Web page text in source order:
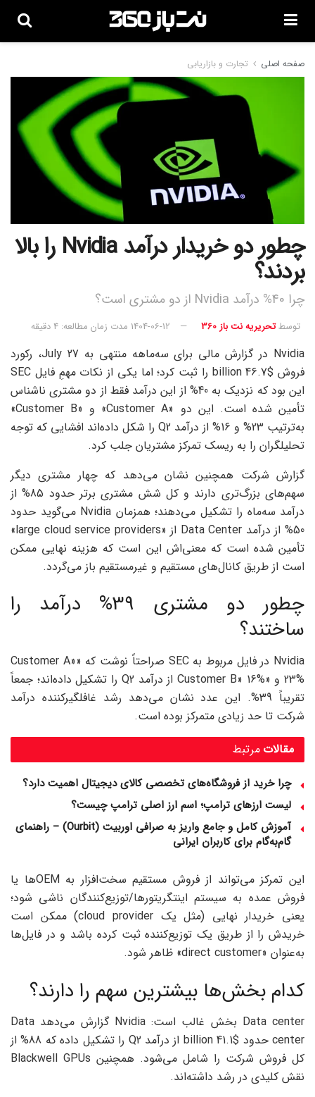
صفحه اصلی تجارت و بازاریابی
چطور دو خریدار درآمد Nvidia را بالا
بردند؟
چرا 40% درآمد Nvidia از دو مشتری است؟
توسطتحریریه نت باز 360 1404-06-12 مدت زمان مطالعه: 4 دقیقه
Nvidia در گزارش مالی برای سه‌ماهه منتهی به July 27، رکورد
فروش $46.7 billion را ثبت کرد؛ اما یکی از نکات مهمِ فایل SEC
این بود که نزدیک به 40% از این درآمد فقط از دو مشتری ناشناس
تأمین شده است. این دو «Customer A» و «Customer B»
به‌ترتیب 23% و 16% از درآمد Q2 را شکل داده‌اند افشایی که توجه
تحلیلگران را به ریسک تمرکز مشتریان جلب کرد.
گزارش شرکت همچنین نشان می‌دهد که چهار مشتری دیگر
سهم‌های بزرگ‌تری دارند و کل شش مشتری برتر حدود 85% از
درآمد سه‌ماه را تشکیل می‌دهند؛ همزمان Nvidia می‌گوید حدود
50% از درآمد Data Center از «large cloud service providers»
تأمین شده است که معنی‌اش این است که هزینه‌ نهایی ممکن
است از طریق کانال‌های مستقیم و غیرمستقیم باز می‌گردد.
چطور دو مشتری 39% درآمد را
ساختند؟
Nvidia در فایل مربوط به SEC صراحتاً نوشت که «Customer A»
23% و «Customer B» 16% از درآمد Q2 را تشکیل داده‌اند؛ جمعاً
تقریباً 39%. این عدد نشان می‌دهد رشد غافلگیرکننده درآمد
شرکت تا حد زیادی متمرکز بوده است.
مرتبط مقالات
چرا خرید از فروشگاه‌های تخصصی کالای دیجیتال اهمیت دارد؟
لیست ارزهای ترامپ؛ اسم ارز اصلی ترامپ چیست؟
آموزش کامل و جامع واریز به صرافی اوربیت (Ourbit) – راهنمای
گام‌به‌گام برای کاربران ایرانی
این تمرکز می‌تواند از فروش مستقیم سخت‌افزار به OEMها یا
فروش عمده به سیستم اینتگریتورها/توزیع‌کنندگان ناشی شود؛
یعنی خریدار نهایی (مثل یک cloud provider) ممکن است
خریدش را از طریق یک توزیع‌کننده ثبت کرده باشد و در فایل‌ها
به‌عنوان «direct customer» ظاهر شود.
کدام بخش‌ها بیشترین سهم را دارند؟
Data center بخش غالب است: Nvidia گزارش می‌دهد Data
center حدود $41.1 billion از درآمد Q2 را تشکیل داده که 88% از
کل فروش شرکت را شامل می‌شود. همچنین Blackwell GPUs
نقش کلیدی در رشد داشته‌اند.